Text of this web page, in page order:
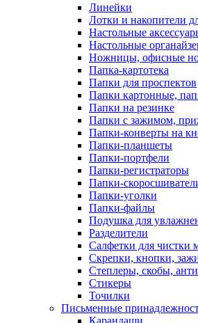
Линейки
Лотки и накопители
Настольные
Настольные
Ножницы, офисные
Папка-картотека
Папки для проспектов
Папки картонные,
Папки на резинке
Папки с зажимом,
Папки-конверты на
Папки-планшеты
Папки-портфели
Папки-регистраторы
Папки-
Папки-уголки
Папки-файлы
Подушка для
Разделители
Салфетки для чистки
Скрепки, кнопки,
Степлеры, скобы,
Стикеры
Точилки
Письменные
Карандаши